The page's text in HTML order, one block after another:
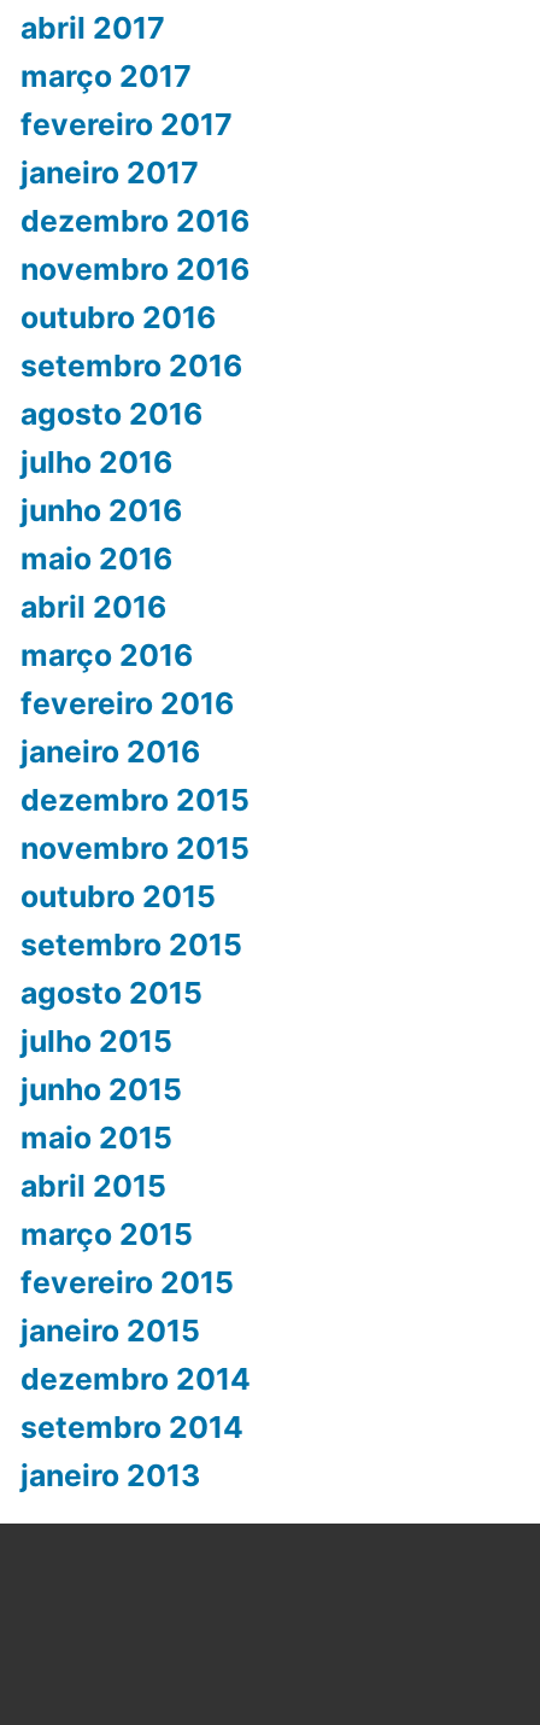
abril 2017
março 2017
fevereiro 2017
janeiro 2017
dezembro 2016
novembro 2016
outubro 2016
setembro 2016
agosto 2016
julho 2016
junho 2016
maio 2016
abril 2016
março 2016
fevereiro 2016
janeiro 2016
dezembro 2015
novembro 2015
outubro 2015
setembro 2015
agosto 2015
julho 2015
junho 2015
maio 2015
abril 2015
março 2015
fevereiro 2015
janeiro 2015
dezembro 2014
setembro 2014
janeiro 2013